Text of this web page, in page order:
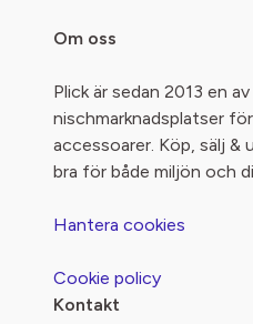
Om oss
Plick är sedan 2013 en
nischmarknadsplatser
accessoarer. Köp, sälj
bra för både miljön och
Hantera cookies
Cookie policy
Kontakt